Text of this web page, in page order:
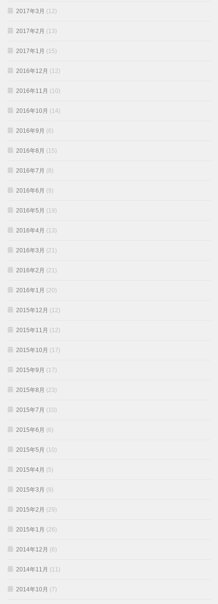
2017年3月 (12)
2017年2月 (13)
2017年1月 (15)
2016年12月 (12)
2016年11月 (10)
2016年10月 (14)
2016年9月 (6)
2016年8月 (15)
2016年7月 (8)
2016年6月 (9)
2016年5月 (19)
2016年4月 (13)
2016年3月 (21)
2016年2月 (21)
2016年1月 (20)
2015年12月 (12)
2015年11月 (12)
2015年10月 (17)
2015年9月 (17)
2015年8月 (23)
2015年7月 (10)
2015年6月 (6)
2015年5月 (10)
2015年4月 (5)
2015年3月 (9)
2015年2月 (29)
2015年1月 (26)
2014年12月 (6)
2014年11月 (11)
2014年10月 (7)